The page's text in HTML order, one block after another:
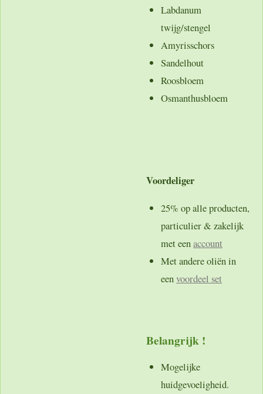
Labdanum
twijg/stengel
Amyrisschors
Sandelhout
Roosbloem
Osmanthusbloem
Voordeliger
25% op alle producten,
particulier & zakelijk
met eenaccount
Met andere oliën in
eenvoordeel set
Belangrijk !
Mogelijke
huidgevoeligheid.